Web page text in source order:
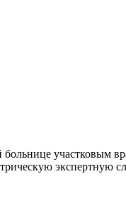
участковым
экспертную